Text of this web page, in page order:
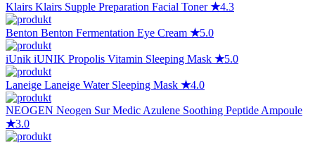
Klairs Klairs Supple Preparation Facial Toner★4.3
Benton Benton Fermentation Eye Cream ★5.0
iUnik iUNIK Propolis Vitamin Sleeping Mask ★5.0
Laneige Laneige Water Sleeping Mask ★4.0
NEOGEN Neogen Sur Medic Azulene Soothing Peptide Ampoule
★3.0